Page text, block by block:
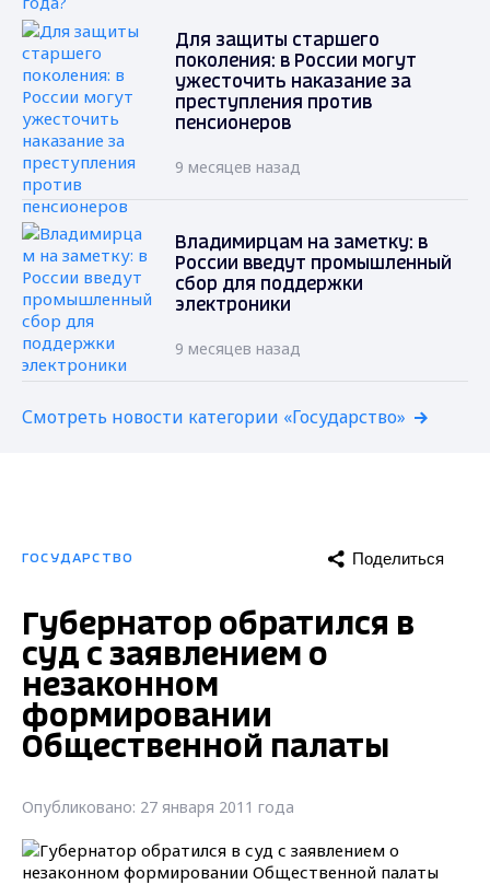
Для защиты старшего
поколения: в России могут
ужесточить наказание за
преступления против
пенсионеров
9 месяцев назад
Владимирцам на заметку: в
России введут промышленный
сбор для поддержки
электроники
9 месяцев назад
Смотреть новости категории «Государство»
ГОСУДАРСТВО Поделиться
Губернатор обратился в
суд с заявлением о
незаконном
формировании
Общественной палаты
Опубликовано: 27 января 2011 года